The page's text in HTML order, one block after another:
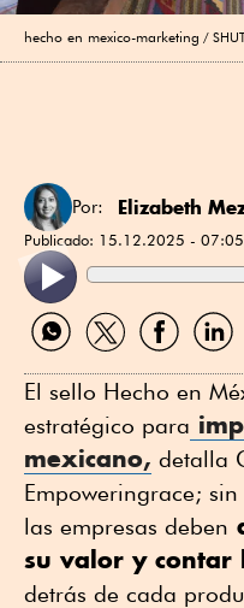
hecho en mexico-marketing
Por: Elizabeth
Publicado: 15.12.2025 - 07:05
Compartir
por
Compartir
por
Compartir
por
por
El sello Hecho en
estratégico para
mexicano, detalla
Empoweringrace;
las empresas deben
su valor y contar
detrás de cada